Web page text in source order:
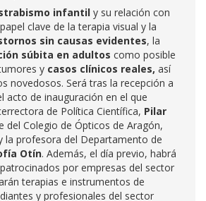
infantil y su relación con
clave de la terapia visual y la
sin causas evidentes, la
súbita en adultos como posible
y casos clínicos reales, así
novedosos. Será tras la recepción a
acto de inauguración en el que
de Política Científica, Pilar
del Colegio de Ópticos de Aragón,
la profesora del Departamento de
Otín. Además, el día previo, habrá
por empresas del sector
terapias e instrumentos de
y profesionales del sector